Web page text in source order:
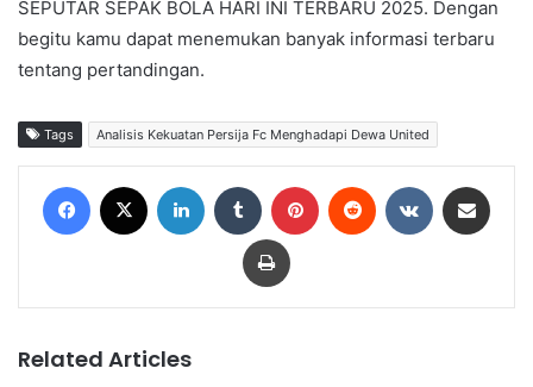
SEPUTAR SEPAK BOLA HARI INI TERBARU 2025. Dengan
begitu kamu dapat menemukan banyak informasi terbaru
tentang pertandingan.
Tags Analisis Kekuatan Persija Fc Menghadapi Dewa United
Print
Related Articles